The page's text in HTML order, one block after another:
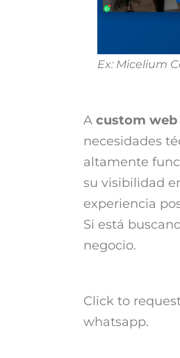
Ex: Micelium
A custom web
necesidades
altamente
su visibilidad
experiencia
Si está
negocio.
Click to
whatsapp.